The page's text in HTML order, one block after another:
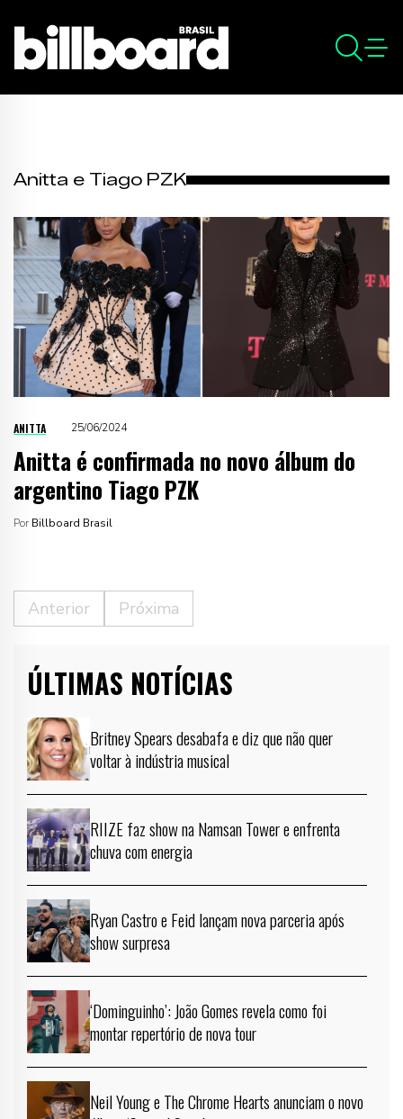
Anitta e Tiago PZK
ANITTA 25/06/2024
Anitta é confirmada no novo álbum do
argentino Tiago PZK
Por Billboard Brasil
Anterior Próxima
ÚLTIMAS NOTÍCIAS
Britney Spears desabafa e diz que não quer
voltar à indústria musical
RIIZE faz show na Namsan Tower e enfrenta
chuva com energia
Ryan Castro e Feid lançam nova parceria após
show surpresa
‘Dominguinho’: João Gomes revela como foi
montar repertório de nova tour
Neil Young e The Chrome Hearts anunciam o novo